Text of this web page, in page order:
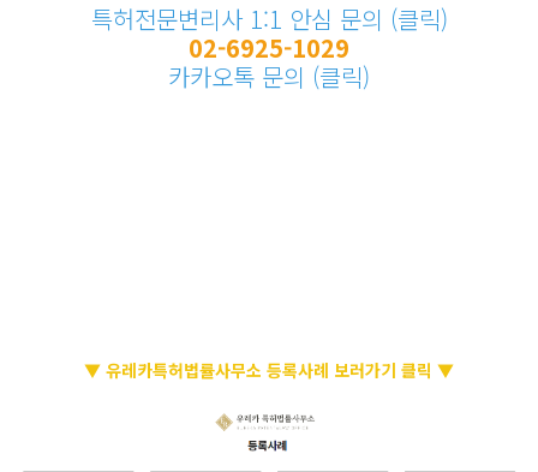
특허전문변리사 1:1 안심 문의 (클릭)
02-6925-1029
카카오톡 문의 (클릭)
▼ 유레카특허법률사무소 등록사례 보러가기 클릭 ▼